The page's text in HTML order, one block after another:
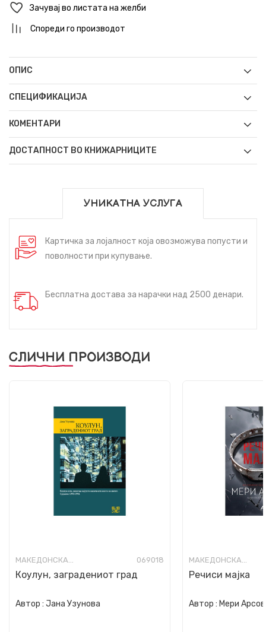
Зачувај во листата на желби
Спореди го производот
ОПИС
СПЕЦИФИКАЦИЈА
КОМЕНТАРИ
ДОСТАПНОСТ ВО КНИЖАРНИЦИТЕ
УНИКАТНА УСЛУГА
Картичка за лојалност која овозможува попусти и
поволности при купување.
Бесплатна достава за нарачки над 2500 денари.
СЛИЧНИ ПРОИЗВОДИ
МАКЕДОНСКА КНИЖЕВНОСТ 069018
Коулун, заградениот град
Автор : Јана Узунова
МАКЕДОНСКА КНИЖЕВНОСТ
Речиси мајка
Автор : Мери